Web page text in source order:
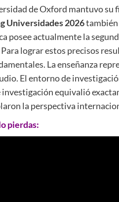
de Oxford mantuvo su
Universidades 2026
posee actualmente la
lograr estos precisos
La enseñanza
El entorno de
investigación equivalió
la perspectiva
pierdas: